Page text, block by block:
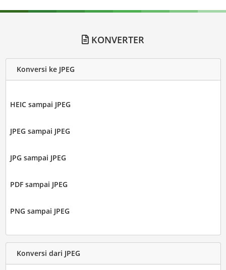
KONVERTER
Konversi ke JPEG
HEIC sampai JPEG
JPEG sampai JPEG
JPG sampai JPEG
PDF sampai JPEG
PNG sampai JPEG
Konversi dari JPEG